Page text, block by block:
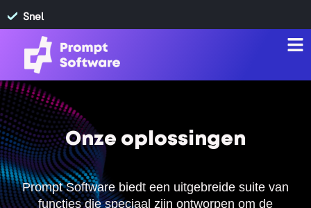
Snel
Onze oplossingen
Prompt Software biedt een uitgebreide suite van
functies die speciaal zijn ontworpen om de